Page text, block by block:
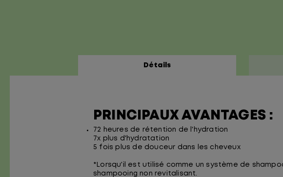
Détails
PRINCIPAUX AVANTAGES :
72 heures de rétention de l'hydration
7x plus d'hydratation
5 fois plus de douceur dans les cheveux
*Lorsqu'il est utilisé comme un système de
shampooing non revitalisant.